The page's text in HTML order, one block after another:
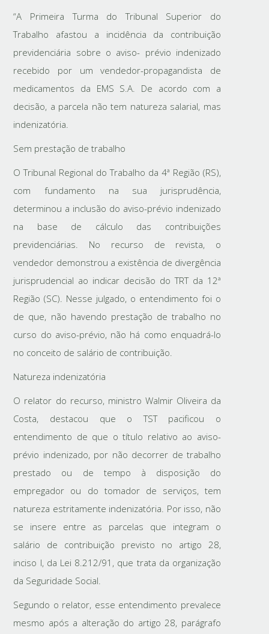
“A Primeira Turma do Tribunal Superior do
Trabalho afastou a incidência da contribuição
previdenciária sobre o aviso- prévio indenizado
recebido por um vendedor-propagandista de
medicamentos da EMS S.A. De acordo com a
decisão, a parcela não tem natureza salarial, mas
indenizatória.
Sem prestação de trabalho
O Tribunal Regional do Trabalho da 4ª Região (RS),
com fundamento na sua jurisprudência,
determinou a inclusão do aviso-prévio indenizado
na base de cálculo das contribuições
previdenciárias. No recurso de revista, o
vendedor demonstrou a existência de divergência
jurisprudencial ao indicar decisão do TRT da 12ª
Região (SC). Nesse julgado, o entendimento foi o
de que, não havendo prestação de trabalho no
curso do aviso-prévio, não há como enquadrá-lo
no conceito de salário de contribuição.
Natureza indenizatória
O relator do recurso, ministro Walmir Oliveira da
Costa, destacou que o TST pacificou o
entendimento de que o título relativo ao aviso-
prévio indenizado, por não decorrer de trabalho
prestado ou de tempo à disposição do
empregador ou do tomador de serviços, tem
natureza estritamente indenizatória. Por isso, não
se insere entre as parcelas que integram o
salário de contribuição previsto no artigo 28,
inciso I, da Lei 8.212/91, que trata da organização
da Seguridade Social.
Segundo o relator, esse entendimento prevalece
mesmo após a alteração do artigo 28, parágrafo